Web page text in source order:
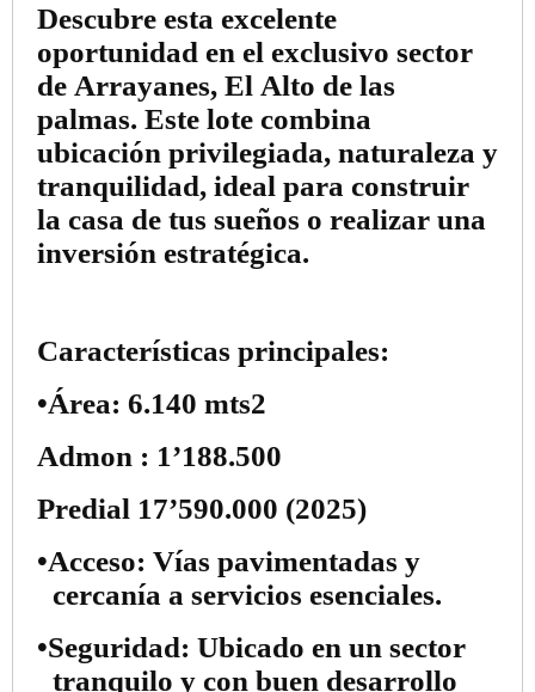
Descubre esta excelente
oportunidad en el exclusivo sector
de Arrayanes, El Alto de las
palmas. Este lote combina
ubicación privilegiada, naturaleza y
tranquilidad, ideal para construir
la casa de tus sueños o realizar una
inversión estratégica.
Características principales:
•Área: 6.140 mts2
Admon : 1’188.500
Predial 17’590.000 (2025)
•Acceso: Vías pavimentadas y
cercanía a servicios esenciales.
•Seguridad: Ubicado en un sector
tranquilo y con buen desarrollo